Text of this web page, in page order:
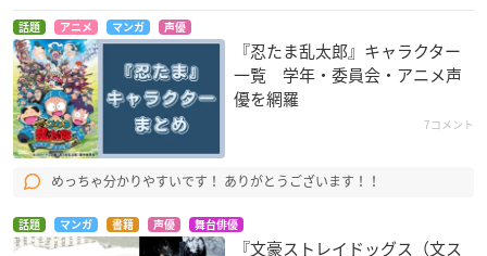
話題 アニメ マンガ 声優
『忍たま乱太郎』キャラクター
一覧 学年・委員会・アニメ声
優を網羅
7コメント
めっちゃ分かりやすいです！ ありがとうございます！！
話題 マンガ 書籍 声優 舞台俳優
『文豪ストレイドッグス（文ス